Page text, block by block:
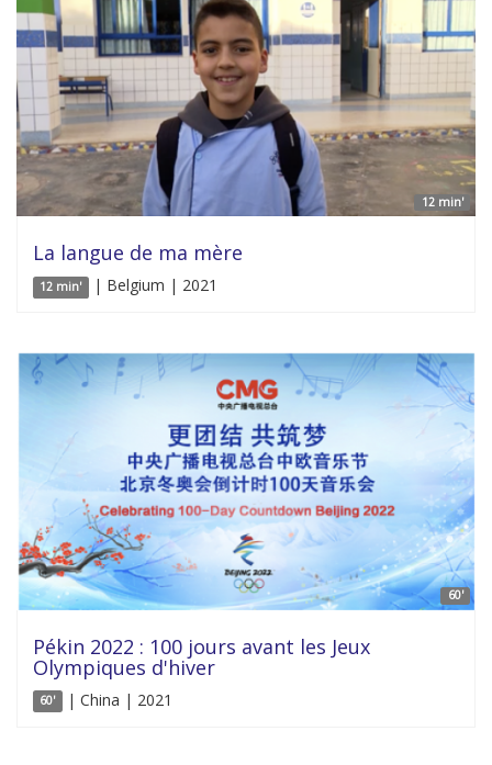
12 min'
La langue de ma mère
12 min' | Belgium | 2021
60'
Pékin 2022 : 100 jours avant les Jeux
Olympiques d'hiver
60' | China | 2021